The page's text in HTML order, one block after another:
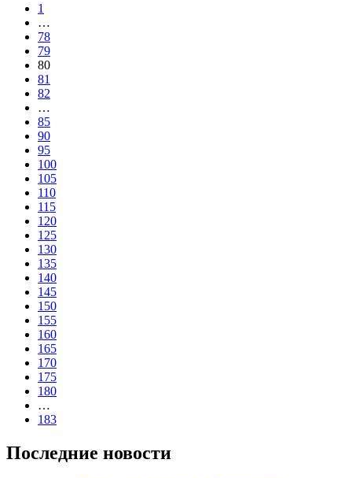
1
…
78
79
80
81
82
…
85
90
95
100
105
110
115
120
125
130
135
140
145
150
155
160
165
170
175
180
…
183
Последние новости